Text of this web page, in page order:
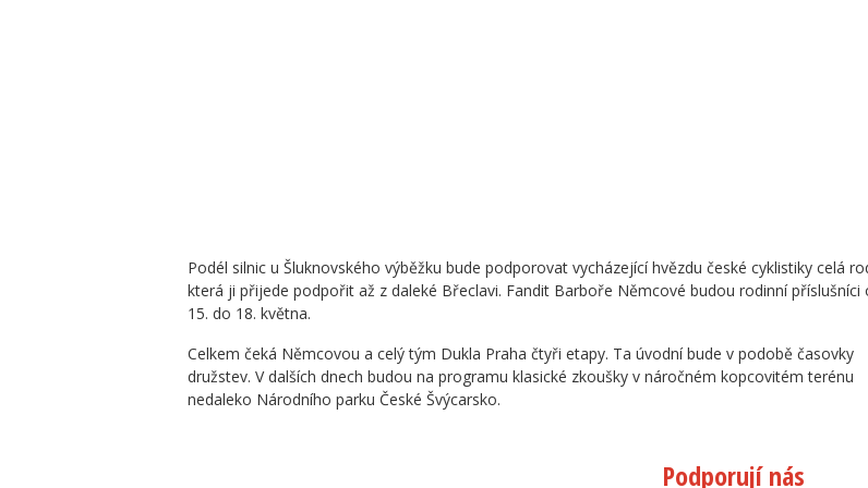
Podél silnic u Šluknovského výběžku bude podporovat vycházející hvězdu české cyklistiky celá
která ji přijede podpořit až z daleké Břeclavi. Fandit Barboře Němcové budou rodinní příslušníci
15. do 18. května.
Celkem čeká Němcovou a celý tým Dukla Praha čtyři etapy. Ta úvodní bude v podobě časovky
družstev. V dalších dnech budou na programu klasické zkoušky v náročném kopcovitém terénu
nedaleko Národního parku České Švýcarsko.
Podporují nás